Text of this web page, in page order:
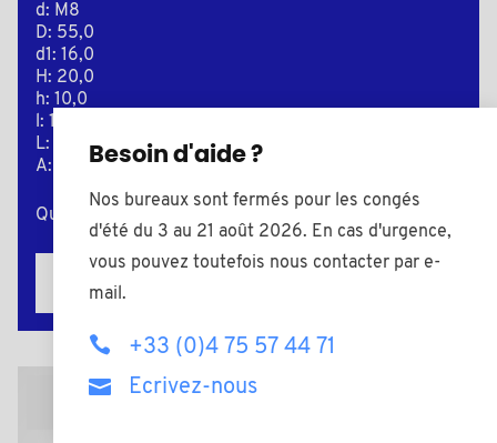
d: M8
D: 55,0
d1: 16,0
H: 20,0
h: 10,0
l: 13,5
L: 16,0
A: 12,0
Quantité minimum de vente : 100
Besoin d'aide ?
Nos bureaux sont fermés pour les congés
d'été du 3 au 21 août 2026. En cas d'urgence,
vous pouvez toutefois nous contacter par e-
mail.
+33 (0)4 75 57 44 71
Ecrivez-nous